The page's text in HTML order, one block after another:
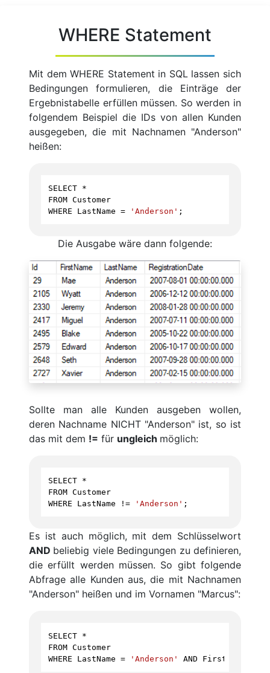
WHERE Statement
Mit dem WHERE Statement in SQL lassen sich
Bedingungen formulieren, die Einträge der
Ergebnistabelle erfüllen müssen. So werden in
folgendem Beispiel die IDs von allen Kunden
ausgegeben, die mit Nachnamen "Anderson"
heißen:
SELECT *
FROM Customer
WHERE
LastName = 'Anderson' ;
Die Ausgabe wäre dann folgende:
Sollte man alle Kunden ausgeben wollen,
deren Nachname NICHT "Anderson" ist, so ist
das mit dem != für ungleich möglich:
SELECT *
FROM Customer
WHERE
LastName != 'Anderson' ;
Es ist auch möglich, mit dem Schlüsselwort
AND beliebig viele Bedingungen zu definieren,
die erfüllt werden müssen. So gibt folgende
Abfrage alle Kunden aus, die mit Nachnamen
"Anderson" heißen und im Vornamen "Marcus":
SELECT *
FROM Customer
WHERE
LastName = 'Anderson' AND FirstName